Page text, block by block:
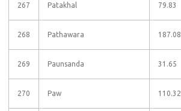
267 Patakhal 79.83
268 Pathawara 187.08
269 Paunsanda 31.65
270 Paw 110.32